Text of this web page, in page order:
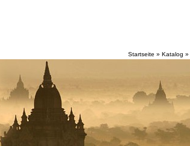
Startseite » Katalog »